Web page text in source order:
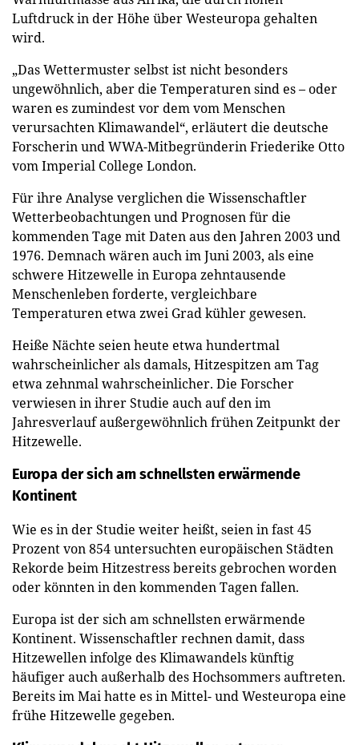
Luftdruck in der Höhe über Westeuropa gehalten
wird.
„Das Wettermuster selbst ist nicht besonders
ungewöhnlich, aber die Temperaturen sind es – oder
waren es zumindest vor dem vom Menschen
verursachten Klimawandel“, erläutert die deutsche
Forscherin und WWA-Mitbegründerin Friederike Otto
vom Imperial College London.
Für ihre Analyse verglichen die Wissenschaftler
Wetterbeobachtungen und Prognosen für die
kommenden Tage mit Daten aus den Jahren 2003 und
1976. Demnach wären auch im Juni 2003, als eine
schwere Hitzewelle in Europa zehntausende
Menschenleben forderte, vergleichbare
Temperaturen etwa zwei Grad kühler gewesen.
Heiße Nächte seien heute etwa hundertmal
wahrscheinlicher als damals, Hitzespitzen am Tag
etwa zehnmal wahrscheinlicher. Die Forscher
verwiesen in ihrer Studie auch auf den im
Jahresverlauf außergewöhnlich frühen Zeitpunkt der
Hitzewelle.
Europa der sich am schnellsten erwärmende
Kontinent
Wie es in der Studie weiter heißt, seien in fast 45
Prozent von 854 untersuchten europäischen Städten
Rekorde beim Hitzestress bereits gebrochen worden
oder könnten in den kommenden Tagen fallen.
Europa ist der sich am schnellsten erwärmende
Kontinent. Wissenschaftler rechnen damit, dass
Hitzewellen infolge des Klimawandels künftig
häufiger auch außerhalb des Hochsommers auftreten.
Bereits im Mai hatte es in Mittel- und Westeuropa eine
frühe Hitzewelle gegeben.